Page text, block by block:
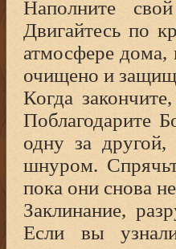
Наполните
Двигайтесь по
атмосфере дома,
очищено и
Когда
Поблагодарите
одну за
шнуром.
пока они снова
Заклинание,
Если вы